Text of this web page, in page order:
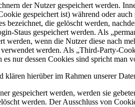
der Nutzer gespeichert werden.
gespeichert ist) während oder
bezeichnet, die gelöscht werden,
Staus gespeichert werden. Als
werden, wenn die Nutzer diese nach
werden. Als „Third-Party-
nur dessen Cookies sind spricht man
hierüber im Rahmen unserer
gespeichert werden, werden sie
werden. Der Ausschluss von